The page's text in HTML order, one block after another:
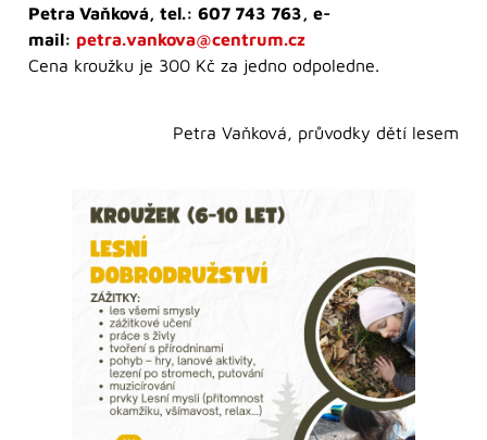
Petra Vaňková, tel.: 607 743 763, e-
mail: petra.vankova@centrum.cz
Cena kroužku je 300 Kč za jedno odpoledne.
Petra Vaňková, průvodky dětí lesem